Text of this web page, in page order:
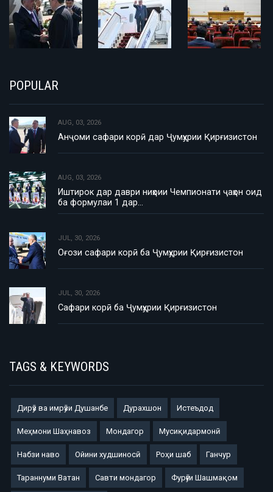
POPULAR
AUG, 03, 2026
Анҷоми сафари корӣ дар Ҷумҳурии Қирғизистон
AUG, 03, 2026
Иштирок дар даври ниҳоии Чемпионати ҷаҳон оид
ба формулаи 1 дар…
JUL, 30, 2026
Оғози сафари корӣ ба Ҷумҳурии Қирғизистон
JUL, 30, 2026
Сафари корӣ ба Ҷумҳурии Қирғизистон
TAGS & KEYWORDS
Дирӯз ва имрӯзи Душанбе Дурахшон Истеъдод
Меҳмони Шаҳнавоз Мондагор Мусиқидармонӣ
Набзи наво Ойини худшиносӣ Роҳи шаб Ганчур
Тараннуми Ватан Савти мондагор Фурӯғи Шашмақом